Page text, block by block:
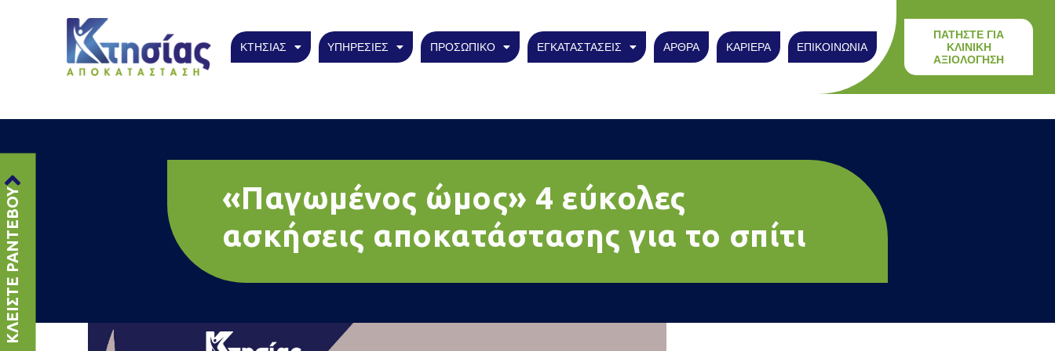
ΚΤΗΣΙΑΣ ΥΠΗΡΕΣΙΕΣ ΠΡΟΣΩΠΙΚΟ ΕΓΚΑΤΑΣΤΑΣΕΙΣ ΑΡΘΡΑ ΚΑΡΙΕΡΑ ΕΠΙΚΟΙΝΩΝΙΑ
ΠΑΤΗΣΤΕ ΓΙΑ
ΚΛΙΝΙΚΗ
ΑΞΙΟΛΟΓΗΣΗ
ΚΛΕΙΣΤΕ ΡΑΝΤΕΒΟΥ
«Παγωμένος ώμος» 4 εύκολες
ασκήσεις αποκατάστασης για το σπίτι